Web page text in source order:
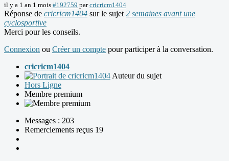
il y a 1 an 1 mois #192759 parcricricm1404
Réponse de cricricm1404 sur le sujet 2 semaines avant une
cyclosportive
Merci pour les conseils.
Connexion ou Créer un compte pour participer à la conversation.
cricricm1404
Auteur du sujet
Hors Ligne
Membre premium
Messages : 203
Remerciements reçus 19